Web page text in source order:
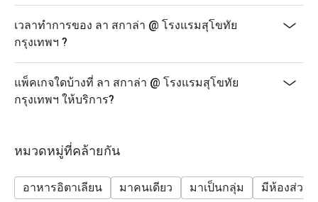
เวลา: 17.00 - 23.00 น.
Eatigo: ส่วนลด 10%
ขอแจ้งให้แขกทุกท่านทราบว่า เราขอให้แขกงดสวม
ของโรงแรม
เวลาทำการของ ลา สกาล่า @ โรงแรมสุโขทัย
กรุงเทพฯ ?
แพ็คเกจใดบ้างที่ ลา สกาล่า @ โรงแรมสุโขทัย
กรุงเทพฯ ให้บริการ?
หมวดหมู่ที่คล้ายกัน
อาหารอิตาเลียน มาคนเดียว มาเป็นกลุ่ม มีห้องส่วน